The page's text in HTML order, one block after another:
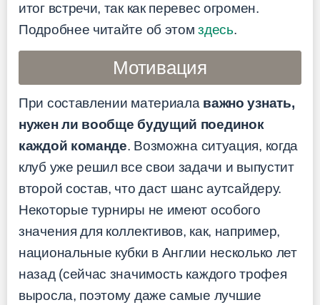
итог встречи, так как перевес огромен.
Подробнее читайте об этомздесь.
Мотивация
При составлении материала важно узнать,
нужен ли вообще будущий поединок
каждой команде. Возможна ситуация, когда
клуб уже решил все свои задачи и выпустит
второй состав, что даст шанс аутсайдеру.
Некоторые турниры не имеют особого
значения для коллективов, как, например,
национальные кубки в Англии несколько лет
назад (сейчас значимость каждого трофея
выросла, поэтому даже самые лучшие